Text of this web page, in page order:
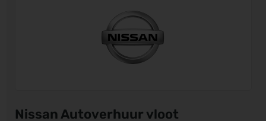
Nissan Autoverhuur vloot